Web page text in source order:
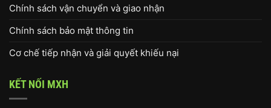
Chính sách vận chuyển và giao nhận
Chính sách bảo mật thông tin
Cơ chế tiếp nhận và giải quyết khiếu nại
KẾT NỐI MXH